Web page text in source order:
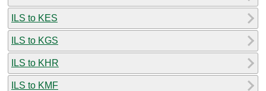
ILS to KES
ILS to KGS
ILS to KHR
ILS to KMF